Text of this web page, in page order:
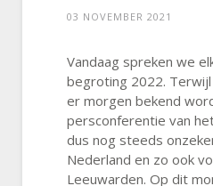
03 NOVEMBER 2021
Vandaag spreken we
begroting 2022.
er morgen bekend
persconferentie van
dus nog steeds
Nederland en zo ook
Leeuwarden. Op dit